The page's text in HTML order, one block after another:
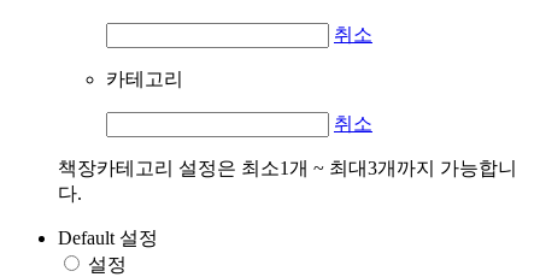
취소
카테고리
취소
책장카테고리 설정은 최소1개 ~ 최대3개까지 가능합니
다.
Default 설정
설정